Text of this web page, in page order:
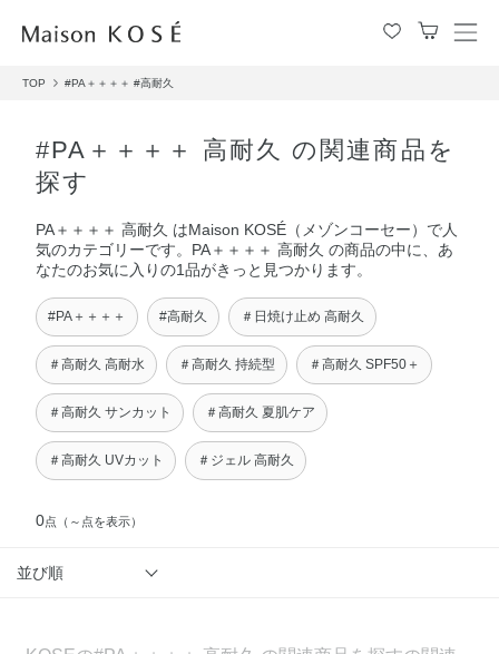
メ
TOP #PA＋＋＋＋ #高耐久
#PA＋＋＋＋ 高耐久 の関連商品を
探す
PA＋＋＋＋ 高耐久 はMaison KOSÉ（メゾンコーセー）で人
気のカテゴリーです。PA＋＋＋＋ 高耐久 の商品の中に、あ
なたのお気に入りの1品がきっと見つかります。
#PA＋＋＋＋ #高耐久 ＃日焼け止め 高耐久
＃高耐久 高耐水 ＃高耐久 持続型 ＃高耐久 SPF50＋
＃高耐久 サンカット ＃高耐久 夏肌ケア
＃高耐久 UVカット ＃ジェル 高耐久
0点 （～点を表示）
並び順